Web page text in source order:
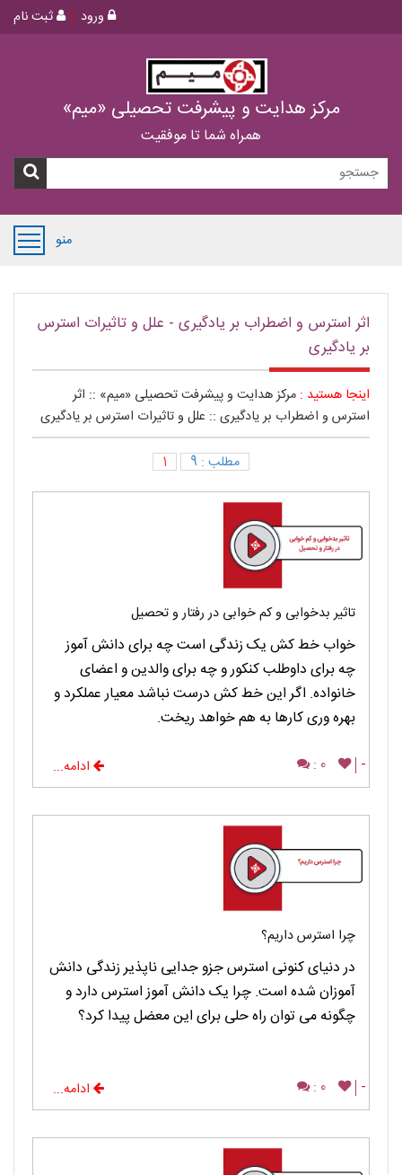
ثبت نام ورود
مرکز هدایت و پیشرفت تحصیلی «میم»
همراه شما تا موفقیت
منو
اثر استرس و اضطراب بر یادگیری - علل و تاثیرات استرس
بر یادگیری
اینجا هستید : مرکز هدایت و پیشرفت تحصیلی «میم» :: اثر
استرس و اضطراب بر یادگیری :: علل و تاثیرات استرس بر یادگیری
1 مطلب : 9
تاثیر بدخوابی و کم خوابی در رفتار و تحصیل
خواب خط کش یک زندگی است چه برای دانش آموز
چه برای داوطلب کنکور و چه برای والدین و اعضای
خانواده. اگر این خط کش درست نباشد معیار عملکرد و
بهره وری کارها به هم خواهد ریخت.
-
0 : ادامه...
چرا استرس داریم؟
در دنیای کنونی استرس جزو جدایی ناپذیر زندگی دانش
آموزان شده است. چرا یک دانش آموز استرس دارد و
چگونه می توان راه حلی برای این معضل پیدا کرد؟
-
0 : ادامه...